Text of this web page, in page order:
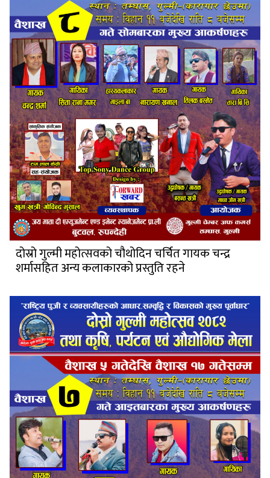
दोस्रो गुल्मी महोत्सवको चौथोदिन चर्चित गायक चन्द्र
शर्मासहित अन्य कलाकारको प्रस्तुति रहने